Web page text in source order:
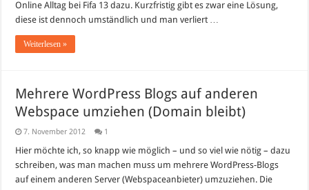
Online
Pass
Online Alltag bei Fifa 13 dazu. Kurzfristig gibt es zwar eine Lösung,
diese ist dennoch umständlich und man verliert …
Weiterlesen »
Mehrere WordPress Blogs auf anderen
Webspace umziehen (Domain bleibt)
7. November 2012 1
Hier möchte ich, so knapp wie möglich – und so viel wie nötig – dazu
schreiben, was man machen muss um mehrere WordPress-Blogs
auf einem anderen Server (Webspaceanbieter) umzuziehen. Die